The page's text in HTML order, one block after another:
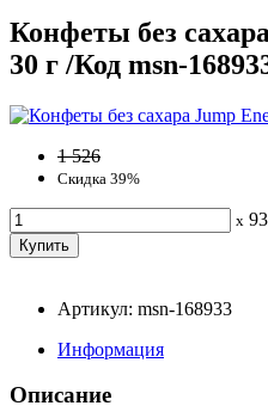
Конфеты без
30 г /Код msn-
1 526
Скидка 39%
x
Артикул: msn-168933
Информация
Описание